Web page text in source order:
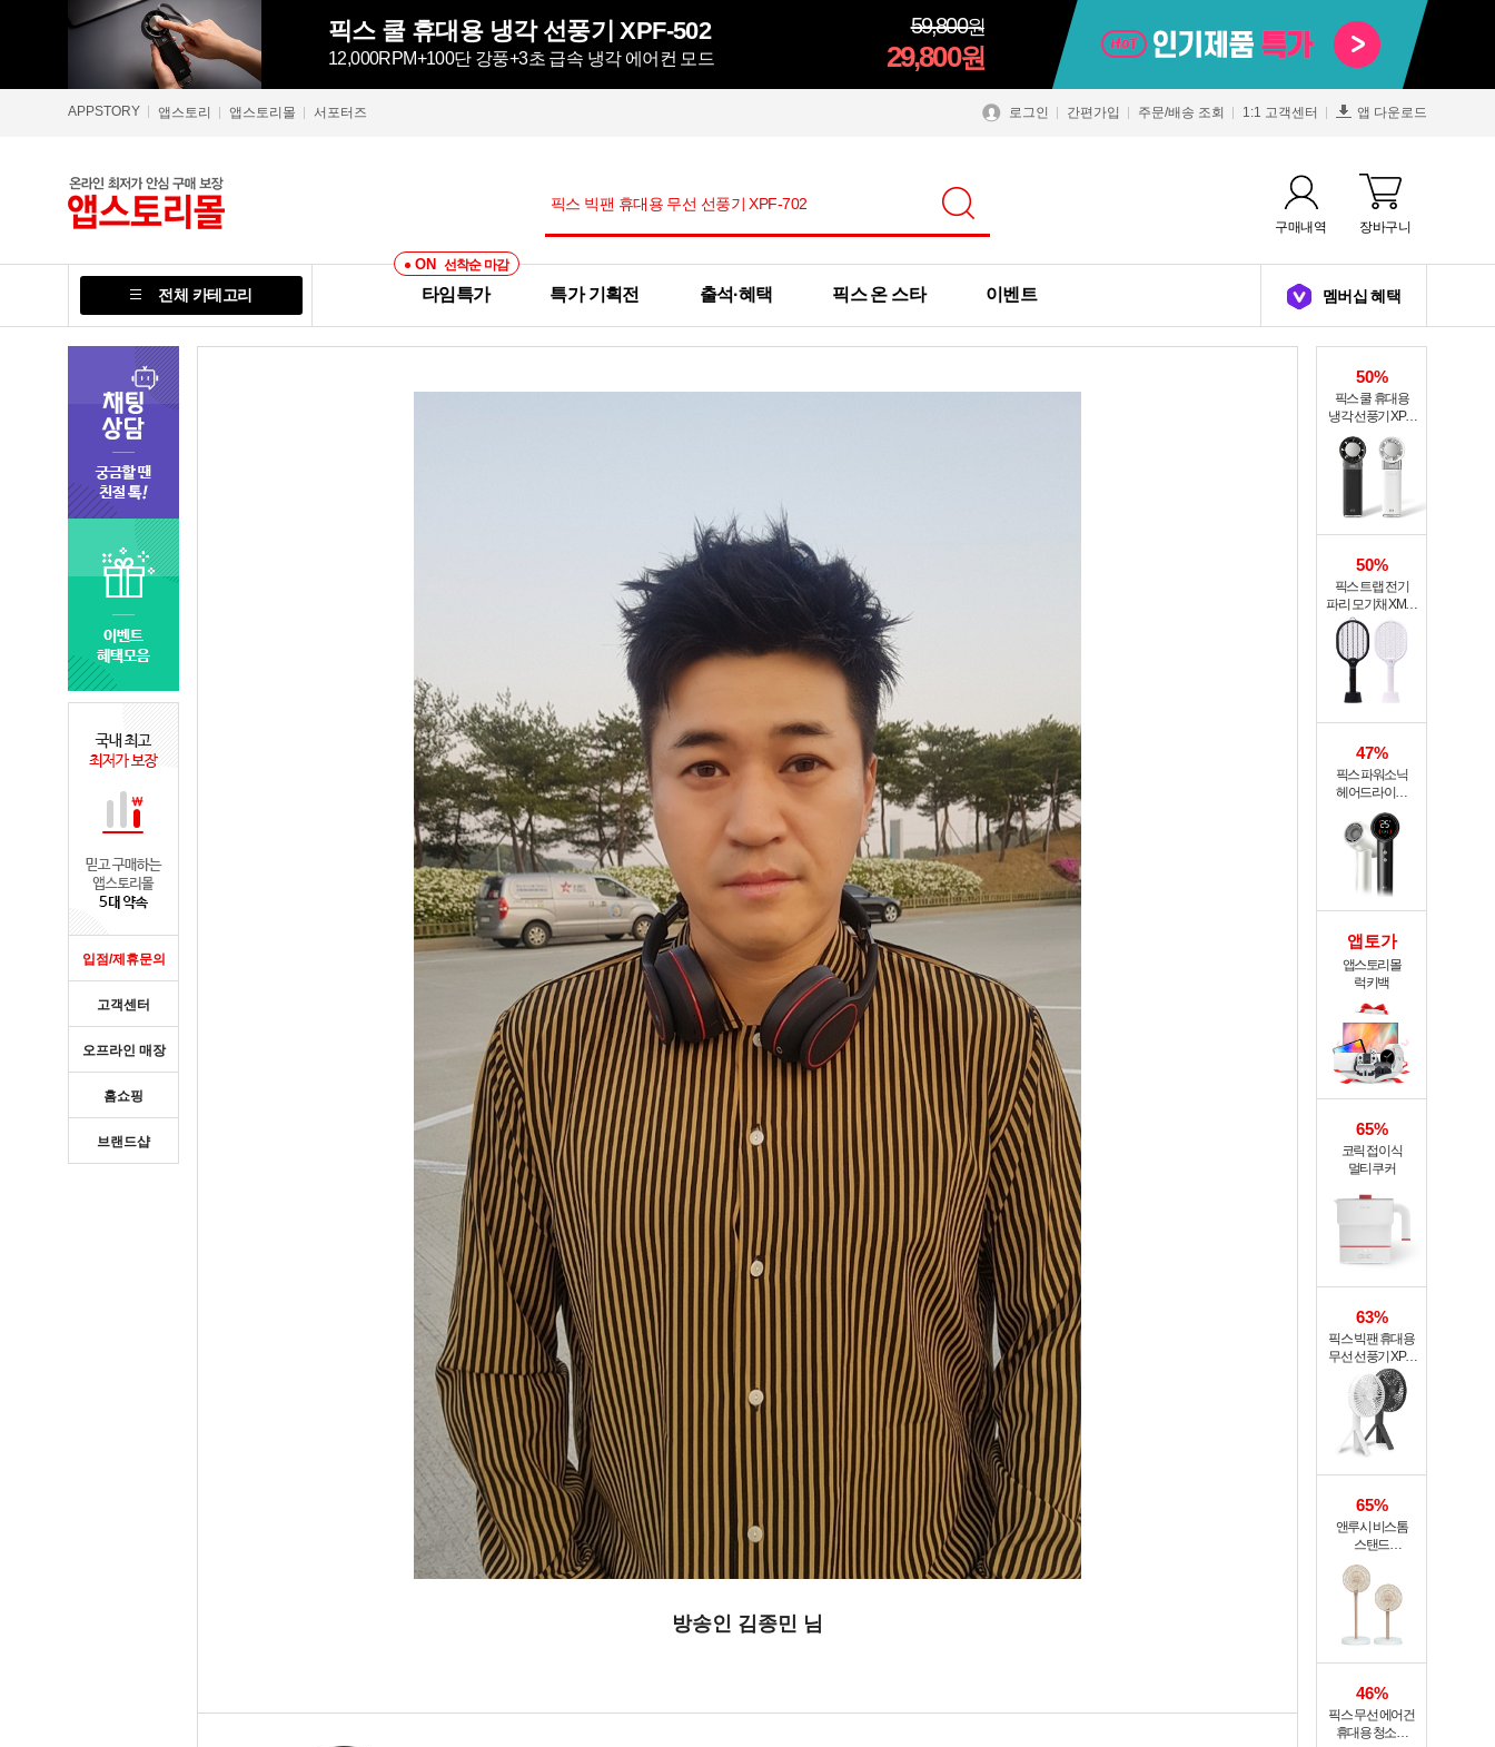
픽스 쿨 휴대용 냉각 선풍기 XPF-502
12,000RPM+100단 강풍+3초 급속 냉각 에어컨 모드
59,800원
29,800원
APPSTORY 앱스토리 앱스토리몰 서포터즈 로그인 간편가입 주문/배송 조회 1:1 고객센터 앱 다운로드
구매내역 장바구니
전체 카테고리
ON 선착순 마감
타임특가 특가 기획전 출석·혜택 픽스 온 스타 이벤트 멤버십 혜택
방송인 김종민 님
입점/제휴문의
고객센터
오프라인 매장
홈쇼핑
브랜드샵
50%
픽스 쿨 휴대용
냉각 선풍기 XPF-
50%
픽스 트랩 전기
파리 모기채 XMR-
301
47%
픽스 파워소닉
헤어드라이기
XHS-702
앱토가
앱스토리몰
럭키백
65%
코릭 접이식
멀티쿠커
63%
픽스 빅팬 휴대용
무선 선풍기 XPF-
702
65%
앤루시 비스톰
스탠드
써큘레이터 ASF-
200A
46%
픽스 무선 에어건
휴대용 청소기